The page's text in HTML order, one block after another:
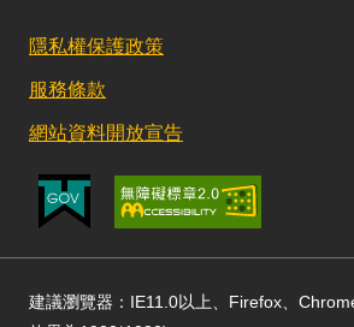
隱私權保護政策
服務條款
網站資料開放宣告
建議瀏覽器：IE11.0以上、Firefox、